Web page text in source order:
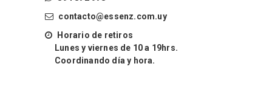
contacto@essenz.com.uy
Horario de retiros
Lunes y viernes de 10 a 19hrs.
Coordinando día y hora.